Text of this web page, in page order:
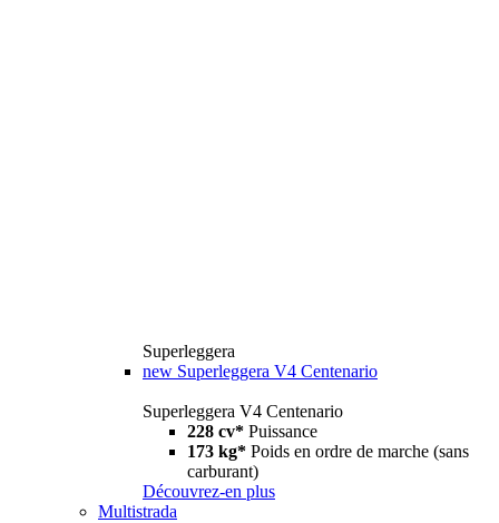
Superleggera
new Superleggera V4 Centenario
Superleggera V4 Centenario
228 cv* Puissance
173 kg* Poids en ordre de marche (sans
carburant)
Découvrez-en plus
Multistrada